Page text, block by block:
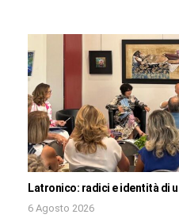
Latronico: radici e identità di
6 Agosto 2026